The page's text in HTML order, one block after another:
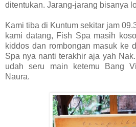
ditentukan. Jarang-jarang bisanya
Kami tiba di Kuntum sekitar jam
kami datang, Fish Spa masih
kiddos dan rombongan masuk ke
Spa nya nanti terakhir aja yah
udah seru main ketemu Bang
Naura.